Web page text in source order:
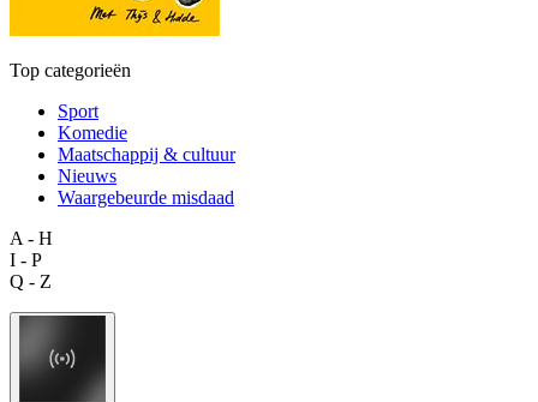
Top categorieën
Sport
Komedie
Maatschappij & cultuur
Nieuws
Waargebeurde misdaad
A - H
I - P
Q - Z